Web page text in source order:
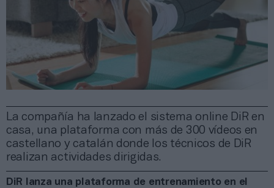
La compañía ha lanzado el sistema online DiR en
casa, una plataforma con más de 300 vídeos en
castellano y catalán donde los técnicos de DiR
realizan actividades dirigidas.
DiR lanza una plataforma de entrenamiento en el